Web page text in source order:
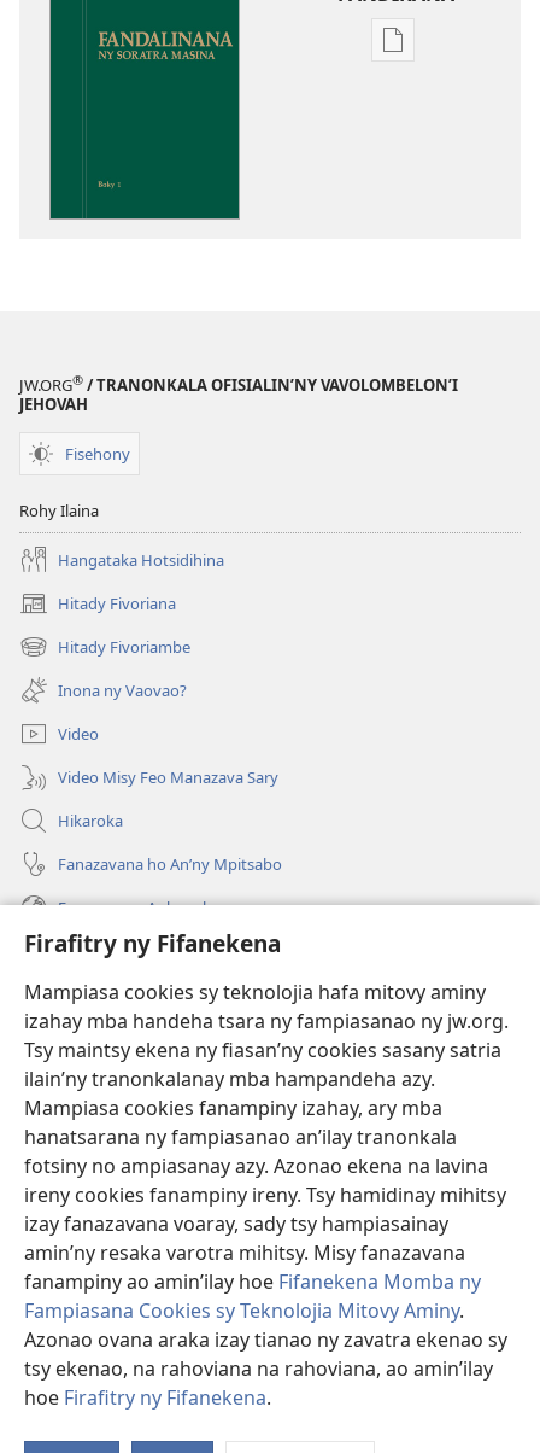
Firafitry ny Fifanekena
Mampiasa cookies sy teknolojia hafa mitovy aminy
izahay mba handeha tsara ny fampiasanao ny jw.org.
Tsy maintsy ekena ny fiasan’ny cookies sasany satria
ilain’ny tranonkalanay mba hampandeha azy.
Mampiasa cookies fanampiny izahay, ary mba
hanatsarana ny fampiasanao an’ilay tranonkala
fotsiny no ampiasanay azy. Azonao ekena na lavina
ireny cookies fanampiny ireny. Tsy hamidinay mihitsy
izay fanazavana voaray, sady tsy hampiasainay
amin’ny resaka varotra mihitsy. Misy fanazavana
fanampiny ao amin’ilay hoe Fifanekena Momba ny
Fampiasana Cookies sy Teknolojia Mitovy Aminy.
Azonao ovana araka izay tianao ny zavatra ekenao sy
tsy ekenao, na rahoviana na rahoviana, ao amin’ilay
hoe Firafitry ny Fifanekena.
Fandikana
JW.ORG® / TRANONKALA OFISIALIN’NY VAVOLOMBELON’I
JEHOVAH
Fisehony
Rohy Ilaina
Hangataka Hotsidihina
Hitady Fivoriana
(manokatra
rohy) Hitady Fivoriambe
(manokatra
rohy) Inona ny Vaovao?
Video
Video Misy Feo Manazava Sary
Hikaroka
Fanazavana ho An’ny Mpitsabo
Fanazavana Ankapobeny
Fanampiana
Fanomezana
(manokatra
rohy)
FITEHIRIZAM-BOKIN’NY Vavolombelon’i Jehovah
(manokatra
rohy)
JW Hub
(manokatra
rohy)
JW Library
Watchtower Library ®
Copyright© 2026 Watch Tower Bible and Tract Society of Pennsylvania.
FIFANEKENA| FIFANEKENA MOMBA NY TSIAMBARATELO
NY FIFANEKENA